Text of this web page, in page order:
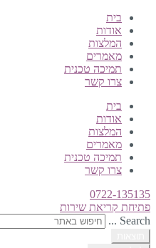
בית
אודות
המלצות
מאמרים
תמיכה טכנית
צרו קשר
בית
אודות
המלצות
מאמרים
תמיכה טכנית
צרו קשר
0722-135135
פתיחת קריאת שירות
Search ...